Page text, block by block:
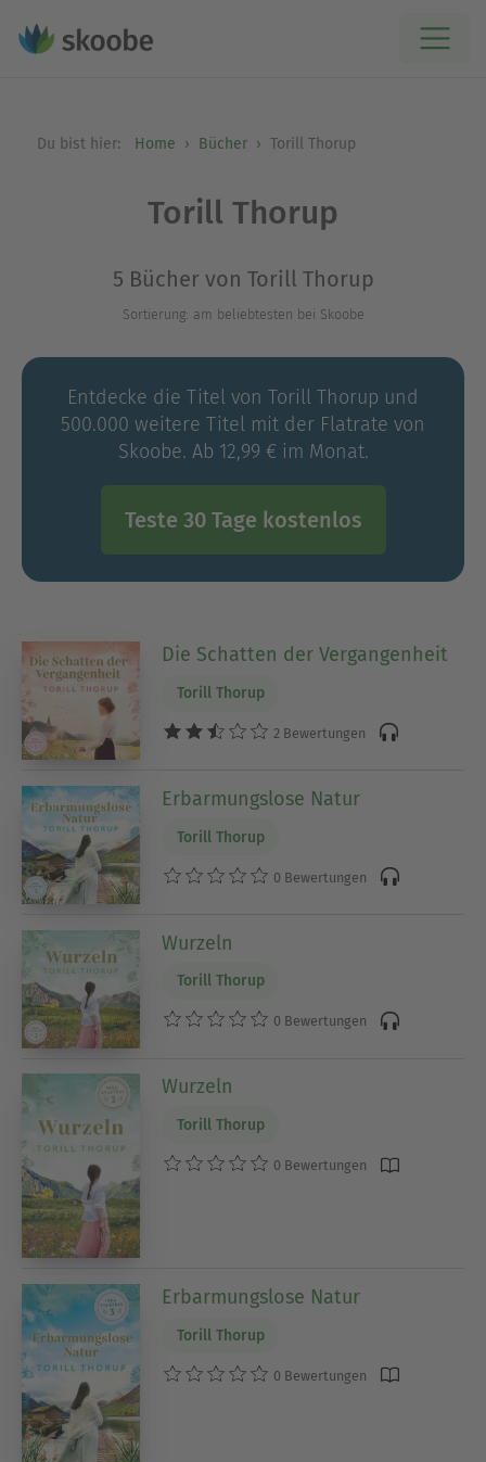
Du bist hier: Home Bücher Torill Thorup
Torill Thorup
5 Bücher von Torill Thorup
Sortierung: am beliebtesten bei Skoobe
Entdecke die Titel von Torill Thorup und
500.000 weitere Titel mit der Flatrate von
Skoobe. Ab 12,99 € im Monat.
Teste 30 Tage kostenlos
Die Schatten der Vergangenheit
Torill Thorup
2 Bewertungen
Erbarmungslose Natur
Torill Thorup
0 Bewertungen
Wurzeln
Torill Thorup
0 Bewertungen
Wurzeln
Torill Thorup
0 Bewertungen
Erbarmungslose Natur
Torill Thorup
0 Bewertungen